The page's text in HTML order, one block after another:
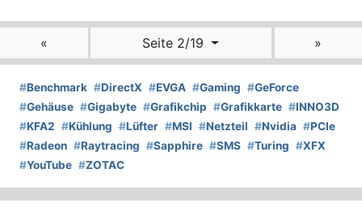
« Seite 2/19 »
#Benchmark #DirectX #EVGA #Gaming #GeForce
#Gehäuse #Gigabyte #Grafikchip #Grafikkarte #INNO3D
#KFA2 #Kühlung #Lüfter #MSI #Netzteil #Nvidia #PCIe
#Radeon #Raytracing #Sapphire #SMS #Turing #XFX
#YouTube #ZOTAC